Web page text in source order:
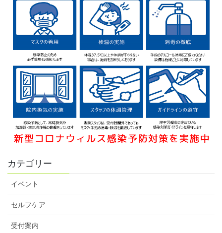
カテゴリー
イベント
セルフケア
受付案内